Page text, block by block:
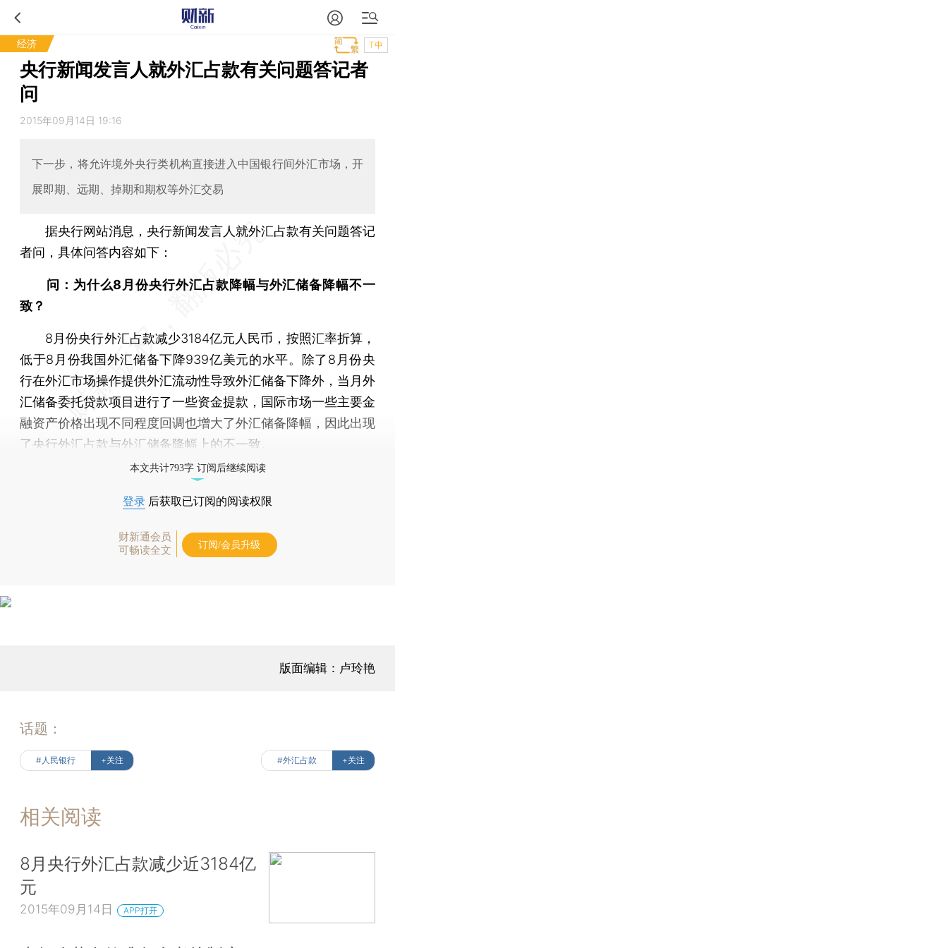
经济 T中
央行新闻发言人就外汇占款有关问题答记者
问
2015年09月14日 19:16
下一步，将允许境外央行类机构直接进入中国银行间外汇市场，开
展即期、远期、掉期和期权等外汇交易
据央行网站消息，央行新闻发言人就外汇占款有关问题答记
者问，具体问答内容如下：
问：为什么8月份央行外汇占款降幅与外汇储备降幅不一
致？
8月份央行外汇占款减少3184亿元人民币，按照汇率折算，
低于8月份我国外汇储备下降939亿美元的水平。除了8月份央
行在外汇市场操作提供外汇流动性导致外汇储备下降外，当月外
汇储备委托贷款项目进行了一些资金提款，国际市场一些主要金
融资产价格出现不同程度回调也增大了外汇储备降幅，因此出现
了央行外汇占款与外汇储备降幅上的不一致。
本文共计793字 订阅后继续阅读
登录 后获取已订阅的阅读权限
财新通会员
可畅读全文
订阅/会员升级
版面编辑：卢玲艳
话题：
#人民银行 +关注 #外汇占款 +关注
相关阅读
8月央行外汇占款减少近3184亿
元
2015年09月14日 APP打开